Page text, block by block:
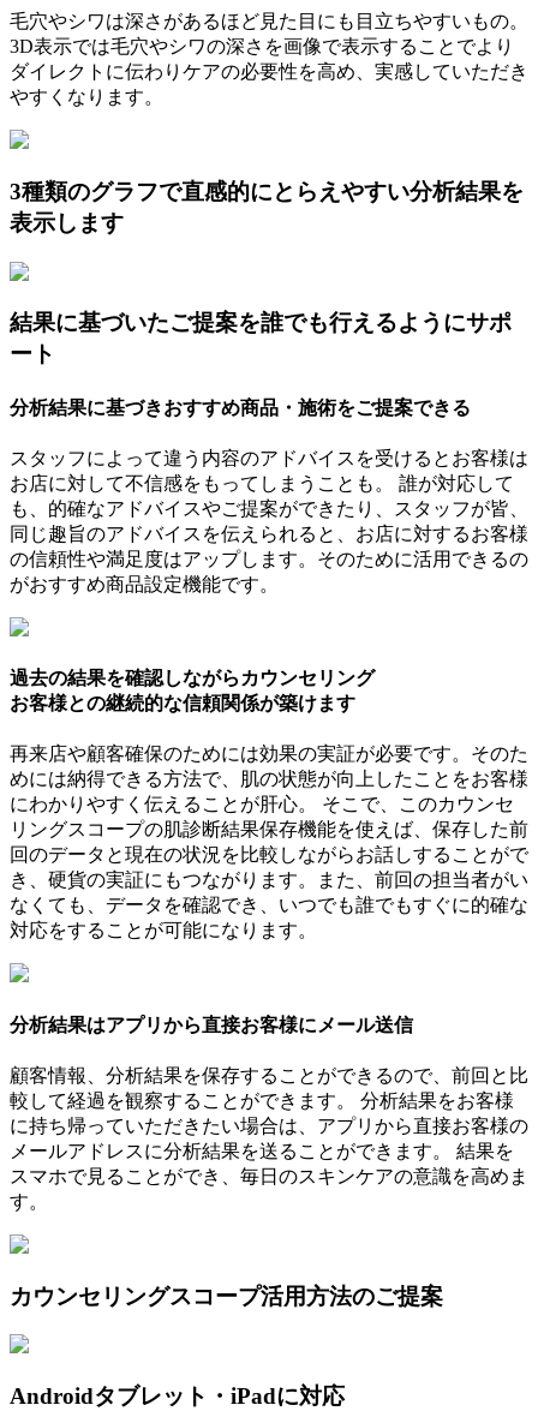
毛穴やシワは深さがあるほど見た目にも目立ちやすいもの。
3D表示では毛穴やシワの深さを画像で表示することでより
ダイレクトに伝わりケアの必要性を高め、実感していただき
やすくなります。
3種類のグラフで直感的にとらえやすい分析結果を
表示します
結果に基づいたご提案を誰でも行えるようにサポ
ート
分析結果に基づきおすすめ商品・施術をご提案できる
スタッフによって違う内容のアドバイスを受けるとお客様は
お店に対して不信感をもってしまうことも。 誰が対応して
も、的確なアドバイスやご提案ができたり、スタッフが皆、
同じ趣旨のアドバイスを伝えられると、お店に対するお客様
の信頼性や満足度はアップします。そのために活用できるの
がおすすめ商品設定機能です。
過去の結果を確認しながらカウンセリング
お客様との継続的な信頼関係が築けます
再来店や顧客確保のためには効果の実証が必要です。そのた
めには納得できる方法で、肌の状態が向上したことをお客様
にわかりやすく伝えることが肝心。 そこで、このカウンセ
リングスコープの肌診断結果保存機能を使えば、保存した前
回のデータと現在の状況を比較しながらお話しすることがで
き、硬貨の実証にもつながります。また、前回の担当者がい
なくても、データを確認でき、いつでも誰でもすぐに的確な
対応をすることが可能になります。
分析結果はアプリから直接お客様にメール送信
顧客情報、分析結果を保存することができるので、前回と比
較して経過を観察することができます。 分析結果をお客様
に持ち帰っていただきたい場合は、アプリから直接お客様の
メールアドレスに分析結果を送ることができます。 結果を
スマホで見ることができ、毎日のスキンケアの意識を高めま
す。
カウンセリングスコープ活用方法のご提案
Androidタブレット・iPadに対応